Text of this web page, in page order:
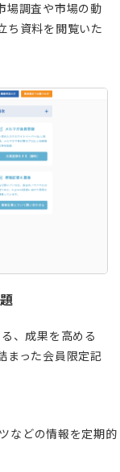
場調査や市場の動
ち資料を閲覧いた
、成果を高める
まった会員限定記
などの情報を定期的